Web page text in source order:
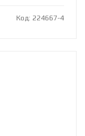
Код: 224667-4